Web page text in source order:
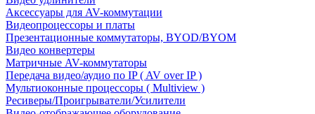
Аксессуары для AV-коммутации
Видеопроцессоры и платы
Презентационные коммутаторы, BYOD/BYOM
Видео конвертеры
Матричные AV-коммутаторы
Передача видео/аудио по IP ( AV over IP )
Мультиоконные процессоры ( Multiview )
Ресиверы/Проигрыватели/Усилители